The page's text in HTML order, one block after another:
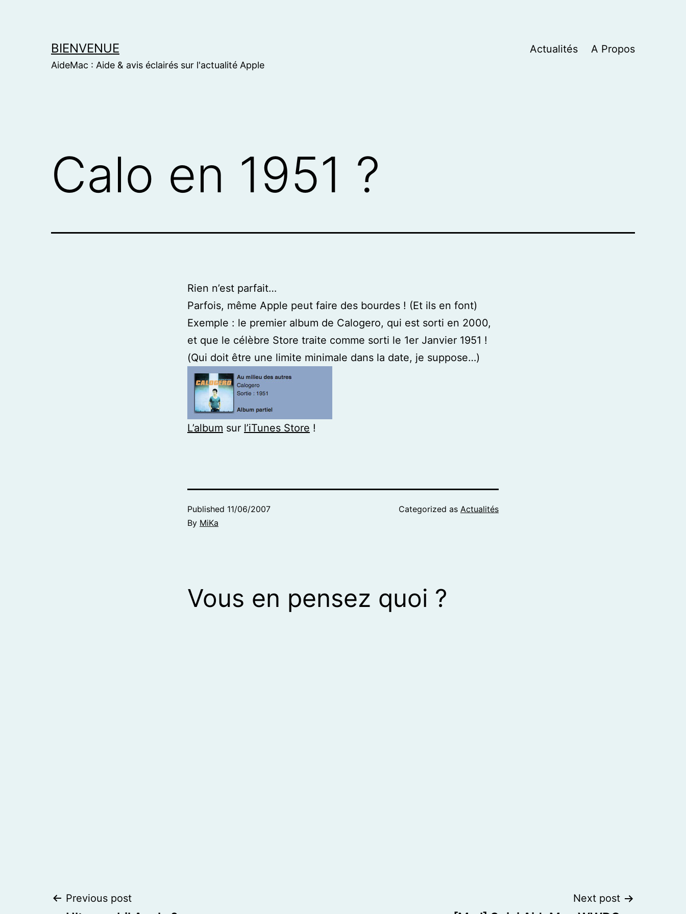
BIENVENUE
AideMac : Aide & avis éclairés sur l'actualité Apple
Actualités A Propos
Calo en 1951 ?
Rien n’est parfait…
Parfois, même Apple peut faire des bourdes ! (Et ils en font)
Exemple : le premier album de Calogero, qui est sorti en 2000,
et que le célèbre Store traite comme sorti le 1er Janvier 1951 !
(Qui doit être une limite minimale dans la date, je suppose…)
L’album sur l’iTunes Store !
Published 11/06/2007
By MiKa
Categorized as Actualités
Vous en pensez quoi ?
Post
Previous post Next post